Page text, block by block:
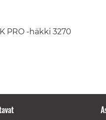
PRO -häkki 3270